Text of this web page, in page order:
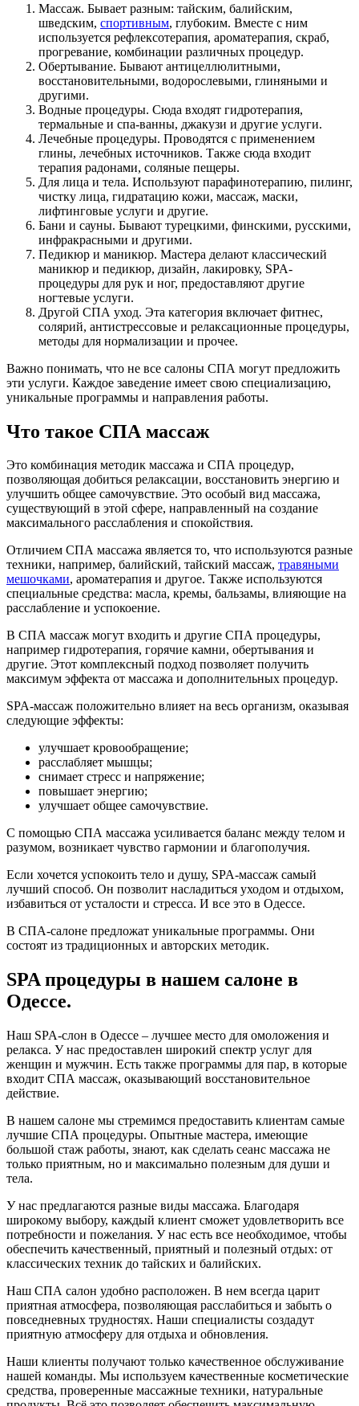
Массаж. Бывает разным: тайским, балийским,
шведским, спортивным, глубоким. Вместе с ним
используется рефлексотерапия, ароматерапия, скраб,
прогревание, комбинации различных процедур.
Обертывание. Бывают антицеллюлитными,
восстановительными, водорослевыми, глиняными и
другими.
Водные процедуры. Сюда входят гидротерапия,
термальные и спа-ванны, джакузи и другие услуги.
Лечебные процедуры. Проводятся с применением
глины, лечебных источников. Также сюда входит
терапия радонами, соляные пещеры.
Для лица и тела. Используют парафинотерапию, пилинг,
чистку лица, гидратацию кожи, массаж, маски,
лифтинговые услуги и другие.
Бани и сауны. Бывают турецкими, финскими, русскими,
инфракрасными и другими.
Педикюр и маникюр. Мастера делают классический
маникюр и педикюр, дизайн, лакировку, SPA-
процедуры для рук и ног, предоставляют другие
ногтевые услуги.
Другой СПА уход. Эта категория включает фитнес,
солярий, антистрессовые и релаксационные процедуры,
методы для нормализации и прочее.
Важно понимать, что не все салоны СПА могут предложить
эти услуги. Каждое заведение имеет свою специализацию,
уникальные программы и направления работы.
Что такое СПА массаж
Это комбинация методик массажа и СПА процедур,
позволяющая добиться релаксации, восстановить энергию и
улучшить общее самочувствие. Это особый вид массажа,
существующий в этой сфере, направленный на создание
максимального расслабления и спокойствия.
Отличием СПА массажа является то, что используются разные
техники, например, балийский, тайский массаж, травяными
мешочками, ароматерапия и другое. Также используются
специальные средства: масла, кремы, бальзамы, влияющие на
расслабление и успокоение.
В СПА массаж могут входить и другие СПА процедуры,
например гидротерапия, горячие камни, обертывания и
другие. Этот комплексный подход позволяет получить
максимум эффекта от массажа и дополнительных процедур.
SPA-массаж положительно влияет на весь организм, оказывая
следующие эффекты:
улучшает кровообращение;
расслабляет мышцы;
снимает стресс и напряжение;
повышает энергию;
улучшает общее самочувствие.
С помощью СПА массажа усиливается баланс между телом и
разумом, возникает чувство гармонии и благополучия.
Если хочется успокоить тело и душу, SPA-массаж самый
лучший способ. Он позволит насладиться уходом и отдыхом,
избавиться от усталости и стресса. И все это в Одессе.
В СПА-салоне предложат уникальные программы. Они
состоят из традиционных и авторских методик.
SPA процедуры в нашем салоне в
Одессе.
Наш SPA-слон в Одессе – лучшее место для омоложения и
релакса. У нас предоставлен широкий спектр услуг для
женщин и мужчин. Есть также программы для пар, в которые
входит СПА массаж, оказывающий восстановительное
действие.
В нашем салоне мы стремимся предоставить клиентам самые
лучшие СПА процедуры. Опытные мастера, имеющие
большой стаж работы, знают, как сделать сеанс массажа не
только приятным, но и максимально полезным для души и
тела.
У нас предлагаются разные виды массажа. Благодаря
широкому выбору, каждый клиент сможет удовлетворить все
потребности и пожелания. У нас есть все необходимое, чтобы
обеспечить качественный, приятный и полезный отдых: от
классических техник до тайских и балийских.
Наш СПА салон удобно расположен. В нем всегда царит
приятная атмосфера, позволяющая расслабиться и забыть о
повседневных трудностях. Наши специалисты создадут
приятную атмосферу для отдыха и обновления.
Наши клиенты получают только качественное обслуживание
нашей команды. Мы используем качественные косметические
средства, проверенные массажные техники, натуральные